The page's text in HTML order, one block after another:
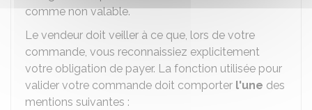
comme non valable.
Le vendeur doit veiller à ce que, lors de votre
commande, vous reconnaissiez explicitement
votre obligation de payer. La fonction utilisée pour
valider votre commande doit comporter l'une des
mentions suivantes :